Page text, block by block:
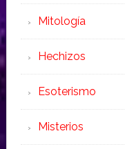
Mitología
Hechizos
Esoterismo
Misterios